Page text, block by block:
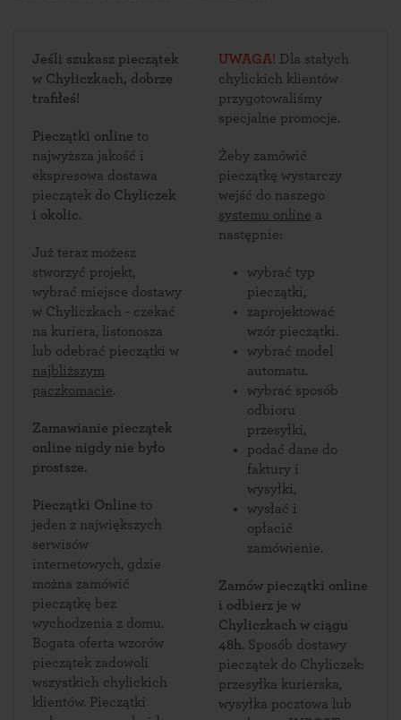
Jeśli szukasz pieczątek
w Chyliczkach, dobrze
trafiłeś!
Pieczątki online to
najwyższa jakość i
ekspresowa dostawa
pieczątek do Chyliczek
i okolic.
Już teraz możesz
stworzyć projekt,
wybrać miejsce dostawy
w Chyliczkach - czekać
na kuriera, listonosza
lub odebrać pieczątki w
najbliższym
paczkomacie.
Zamawianie pieczątek
online nigdy nie było
prostsze.
Pieczątki Online to
jeden z największych
serwisów
internetowych, gdzie
można zamówić
pieczątkę bez
wychodzenia z domu.
Bogata oferta wzorów
pieczątek zadowoli
wszystkich chylickich
klientów. Pieczątki
UWAGA! Dla stałych
chylickich klientów
przygotowaliśmy
specjalne promocje.
Żeby zamówić
pieczątkę wystarczy
wejść do naszego
systemu online a
następnie:
wybrać typ
pieczątki,
zaprojektować
wzór pieczątki.
wybrać model
automatu.
wybrać sposób
odbioru
przesyłki,
podać dane do
faktury i
wysyłki,
wysłać i
opłacić
zamówienie.
Zamów pieczątki online
i odbierz je w
Chyliczkach w ciągu
48h. Sposób dostawy
pieczątek do Chyliczek:
przesyłka kurierska,
wysyłka pocztowa lub